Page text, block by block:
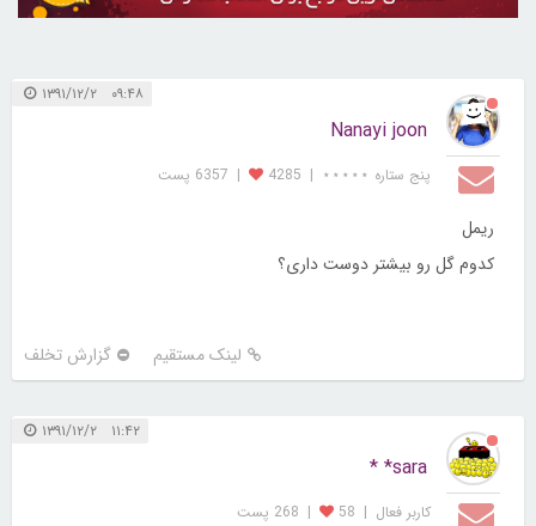
۰۹:۴۸ ۱۳۹۱/۱۲/۲
Nanayi joon
پنج ستاره ⋆⋆⋆⋆⋆ |
4285
| 6357 پست
ریمل
کدوم گل رو بیشتر دوست داری؟
لینک مستقیم گزارش تخلف
۱۱:۴۲ ۱۳۹۱/۱۲/۲
sara* *
کاربر فعال |
58
| 268 پست